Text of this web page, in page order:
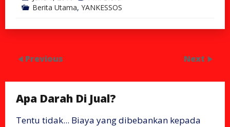
Berita Utama, YANKESSOS
Previous Next
Apa Darah Di Jual?
Tentu tidak... Biaya yang dibebankan kepada